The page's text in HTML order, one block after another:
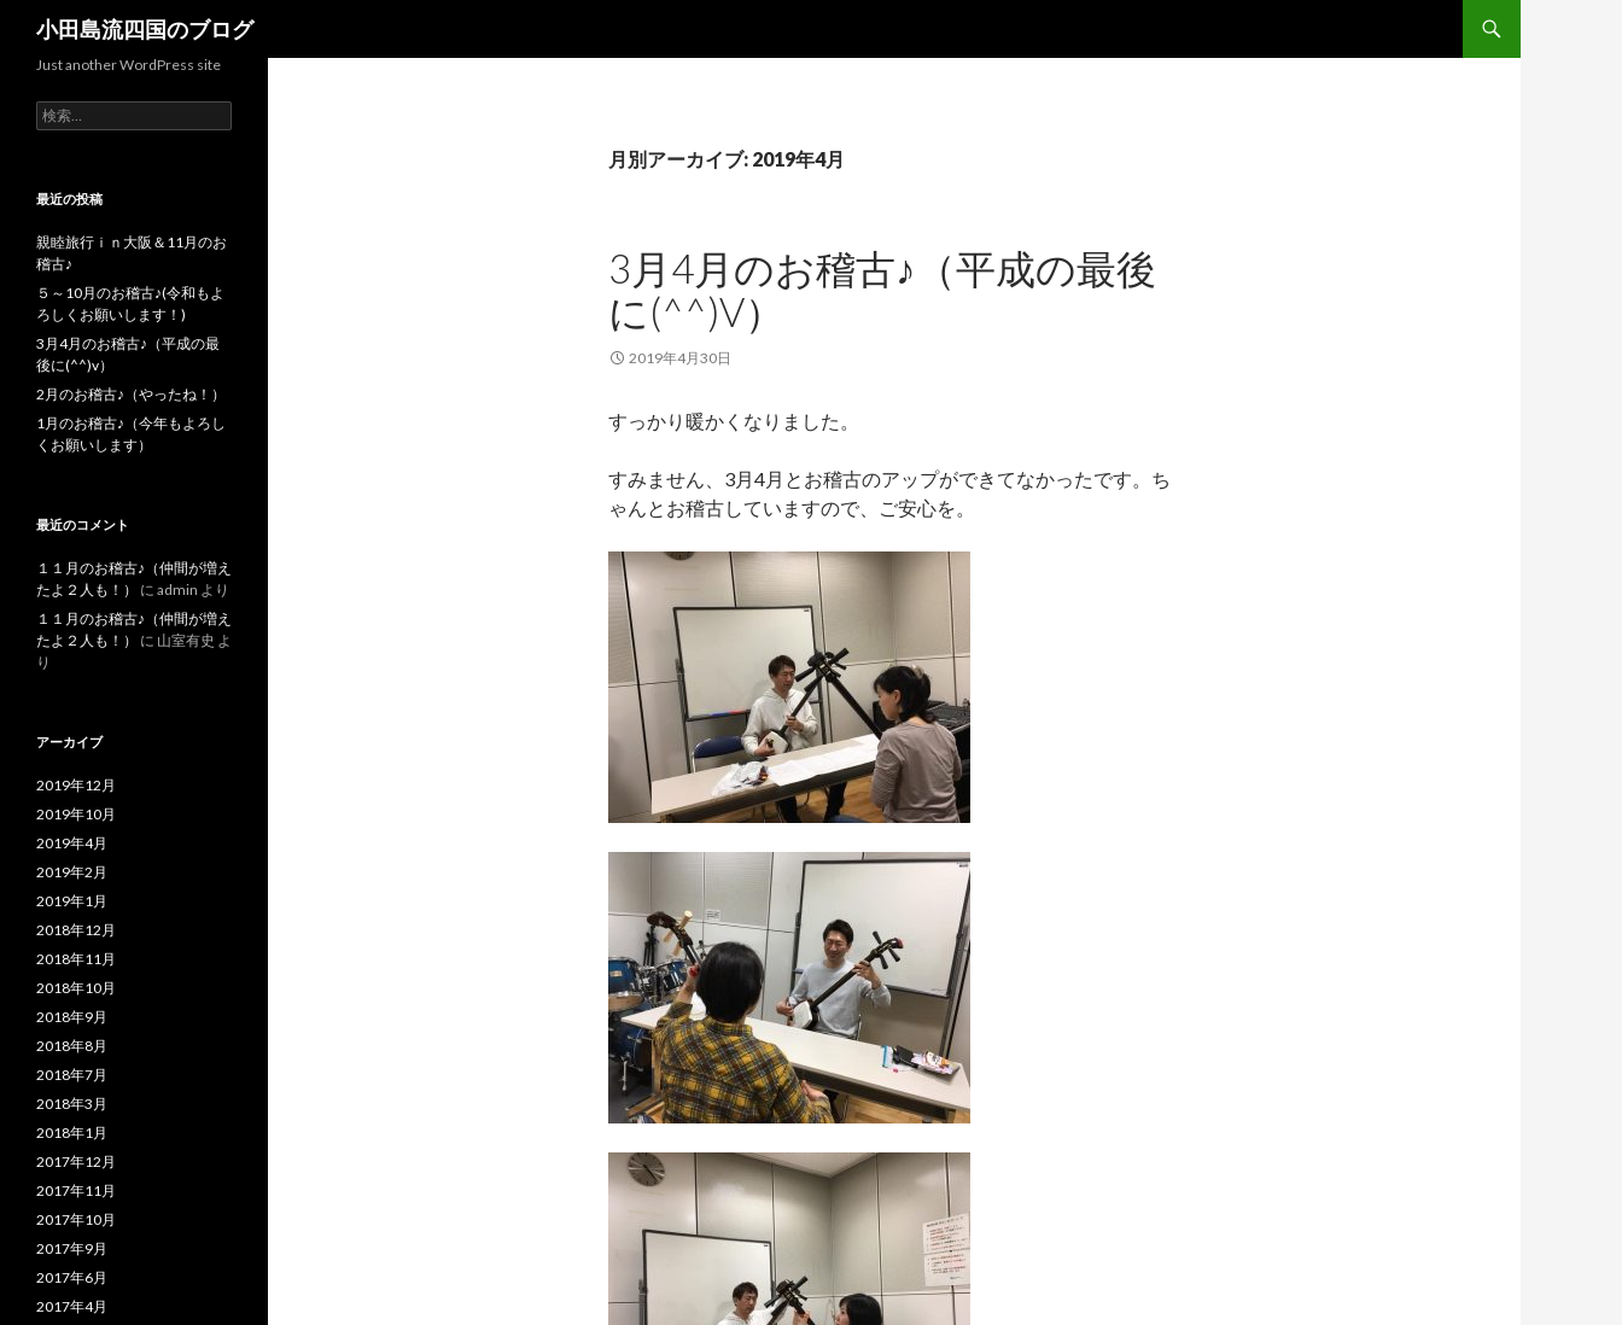
小田島流四国のブログ
月別アーカイブ: 2019年4月
3月4月のお稽古♪（平成の最後
に(^^)V）
2019年4月30日
すっかり暖かくなりました。
すみません、3月4月とお稽古のアップができてなかったです。ち
ゃんとお稽古していますので、ご安心を。
Just another WordPress site
検索:
最近の投稿
親睦旅行ｉｎ大阪＆11月のお
稽古♪
５～10月のお稽古♪(令和もよ
ろしくお願いします！)
3月4月のお稽古♪（平成の最
後に(^^)v）
2月のお稽古♪（やったね！）
1月のお稽古♪（今年もよろし
くお願いします）
最近のコメント
１１月のお稽古♪（仲間が増え
たよ２人も！）
に admin より
１１月のお稽古♪（仲間が増え
たよ２人も！）
に 山室有史 よ
り
アーカイブ
2019年12月
2019年10月
2019年4月
2019年2月
2019年1月
2018年12月
2018年11月
2018年10月
2018年9月
2018年8月
2018年7月
2018年3月
2018年1月
2017年12月
2017年11月
2017年10月
2017年9月
2017年6月
2017年4月